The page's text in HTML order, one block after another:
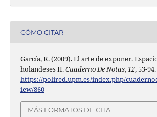
CÓMO CITAR
García, R. (2009). El arte de exponer.
holandeses II.Cuaderno De Notas,12, 53-94.
https://polired.upm.es/index.php/
iew/860
MÁS FORMATOS DE CITA